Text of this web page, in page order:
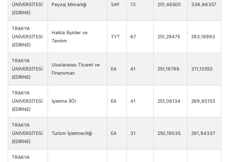
ÜNİVERSİTESİ
(EDİRNE)
Peyzaj Mimarlığı SAY 72 251,46500 336,86357
TRAKYA
ÜNİVERSİTESİ
(EDİRNE)
Halkla İlişkiler ve
Tanıtım
TYT 67 251,29475 293,19993
TRAKYA
ÜNİVERSİTESİ
(EDİRNE)
Uluslararası Ticaret ve
Finansman
EA 41 251,19799 311,13553
TRAKYA
ÜNİVERSİTESİ
(EDİRNE)
İşletme (İÖ) EA 41 251,06134 269,80153
TRAKYA
ÜNİVERSİTESİ
(EDİRNE)
Turizm İşletmeciliği EA 31 250,19035 291,94337
TRAKYA